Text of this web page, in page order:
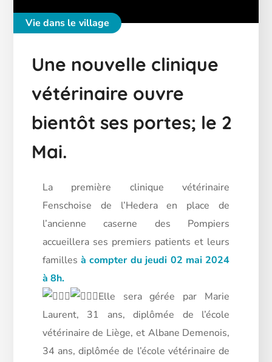
Vie dans le village
Une nouvelle clinique
vétérinaire ouvre
bientôt ses portes; le 2
Mai.
La première clinique vétérinaire
Fenschoise de l’Hedera en place de
l’ancienne caserne des Pompiers
accueillera ses premiers patients et leurs
familles à compter du jeudi 02 mai 2024
à 8h.
Elle sera gérée par Marie
Laurent, 31 ans, diplômée de l’école
vétérinaire de Liège, et Albane Demenois,
34 ans, diplômée de l’école vétérinaire de